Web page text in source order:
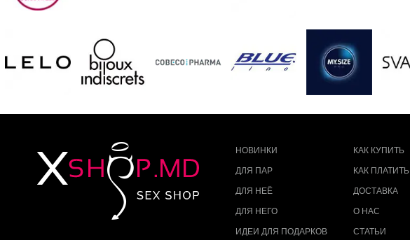
НОВИНКИ
ДЛЯ ПАР
ДЛЯ НЕЁ
ДЛЯ НЕГО
ИДЕИ ДЛЯ ПОДАРКОВ
КАК КУПИТЬ
КАК ПЛАТИТЬ
ДОСТАВКА
О НАС
СТАТЬИ